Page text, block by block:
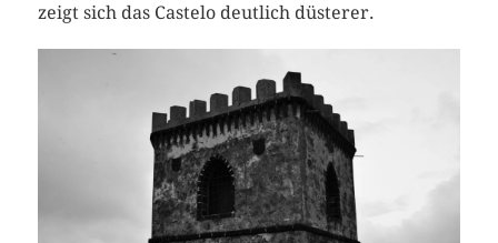
zeigt sich das Castelo deutlich düsterer.